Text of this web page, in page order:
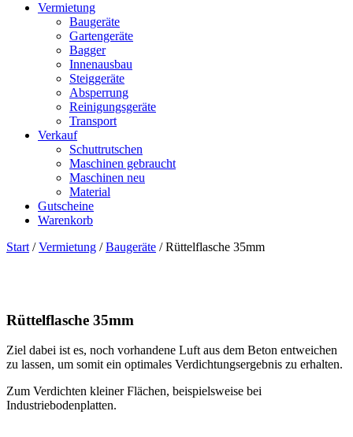
Vermietung
Baugeräte
Gartengeräte
Bagger
Innenausbau
Steiggeräte
Absperrung
Reinigungsgeräte
Transport
Verkauf
Schuttrutschen
Maschinen gebraucht
Maschinen neu
Material
Gutscheine
Warenkorb
Start /Vermietung /Baugeräte / Rüttelflasche 35mm
Rüttelflasche 35mm
Ziel dabei ist es, noch vorhandene Luft aus dem Beton entweichen
zu lassen, um somit ein optimales Verdichtungsergebnis zu erhalten.
Zum Verdichten kleiner Flächen, beispielsweise bei
Industriebodenplatten.